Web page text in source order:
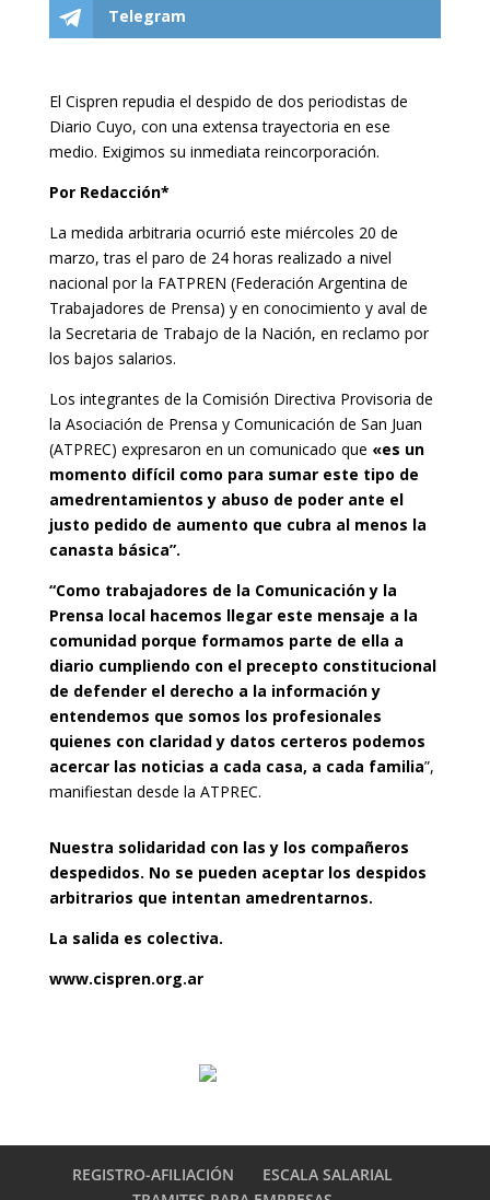
Telegram
El Cispren repudia el despido de dos periodistas de
Diario Cuyo, con una extensa trayectoria en ese
medio. Exigimos su inmediata reincorporación.
Por Redacción*
La medida arbitraria ocurrió este miércoles 20 de
marzo, tras el paro de 24 horas realizado a nivel
nacional por la FATPREN (Federación Argentina de
Trabajadores de Prensa) y en conocimiento y aval de
la Secretaria de Trabajo de la Nación, en reclamo por
los bajos salarios.
Los integrantes de la Comisión Directiva Provisoria de
la Asociación de Prensa y Comunicación de San Juan
(ATPREC) expresaron en un comunicado que «es un
momento difícil como para sumar este tipo de
amedrentamientos y abuso de poder ante el
justo pedido de aumento que cubra al menos la
canasta básica”.
“Como trabajadores de la Comunicación y la
Prensa local hacemos llegar este mensaje a la
comunidad porque formamos parte de ella a
diario cumpliendo con el precepto constitucional
de defender el derecho a la información y
entendemos que somos los profesionales
quienes con claridad y datos certeros podemos
acercar las noticias a cada casa, a cada familia”,
manifiestan desde la ATPREC.
Nuestra solidaridad con las y los compañeros
despedidos. No se pueden aceptar los despidos
arbitrarios que intentan amedrentarnos.
La salida es colectiva.
www.cispren.org.ar
REGISTRO-AFILIACIÓN
ESCALA SALARIAL